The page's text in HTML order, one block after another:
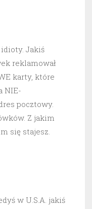
Jakiś
reklamował
karty, które
NIE-
pocztowy.
Z jakim
się stajesz.
w U.S.A. jakiś